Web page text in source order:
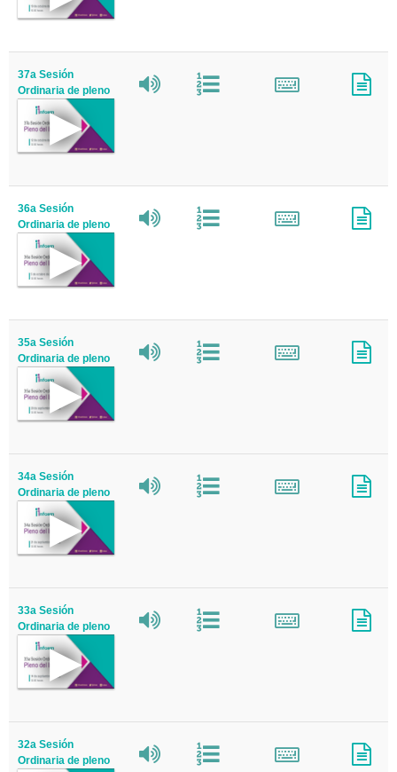
37a Sesión
Ordinaria de pleno
36a Sesión
Ordinaria de pleno
35a Sesión
Ordinaria de pleno
34a Sesión
Ordinaria de pleno
33a Sesión
Ordinaria de pleno
32a Sesión
Ordinaria de pleno